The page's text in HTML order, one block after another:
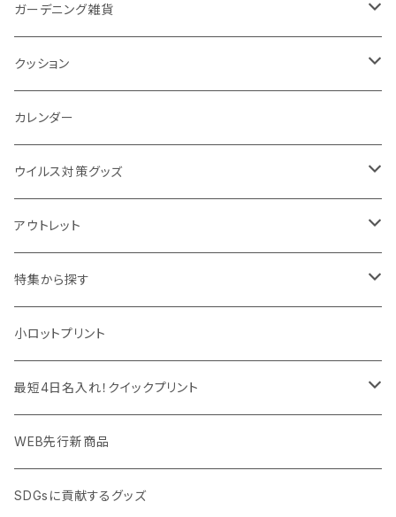
カスタムデザイン
付箋
トレイ
パットカバー、ブックカバー
IDケース、パスケース、コインケース
デスク周辺
付属ライト
ランタン
非常食
モバイルリング
アクセサリー・スマホケース
タッチペン
USBケーブル・ハブ
イヤホン・ヘッドフォン
マウスパッド
モバイル周辺グッズ
PC周辺グッズ
ケース付きミラー
手持ちミラー
ビューティー雑貨
フォトフレーム、スタンド
キーホルダー
時計
ブランケット
ネックウォーマー
マフラー・ストール
ガーデニング雑貨
F.O.B COOP
クッション
折りたたみクッション
カレンダー
ウイルス対策グッズ
除菌グッズ
パーテーション
マスク・フェイスシールド
測定・測量用品
加湿器・オゾン発生器
ウイルス対策消耗品
アウトレット
アウトレット
ドリンクフェア
ボトル・タンブラー
ポーチ・巾着
タオル・ブランケット
特集から探す
エンタメグッズ・イベント会場物販品
ご当地グッズ・オリジナルお土産品
フルカラー印刷ノベルティ
予算消化・備品におすすめグッズ
小ロットプリント
最短4日名入れ！クイックプリント
クイック印刷対応トートバッグ・エコバッグ
クイック印刷対応ポーチ・巾着
WEB先行新商品
SDGsに貢献するグッズ